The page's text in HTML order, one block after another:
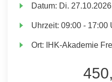
Datum: Di. 27.10.2026
Uhrzeit:09:00 - 17:00
Ort: IHK-Akademie